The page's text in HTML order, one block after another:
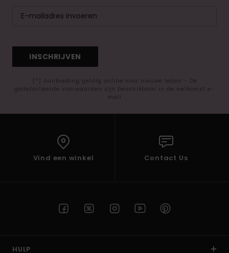
INSCHRIJVEN
(*) Aanbieding geldig online voor nieuwe leden - De
gedetailleerde voorwaarden zijn beschikbaar in de welkomst e-
mail
Vind een winkel Contact Us
HULP